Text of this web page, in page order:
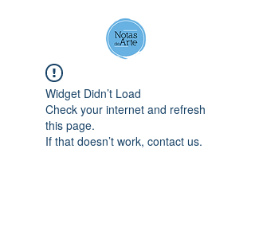
Notas de Arte
Widget Didn’t Load
Check your internet and refresh
this page.
If that doesn’t work, contact us.